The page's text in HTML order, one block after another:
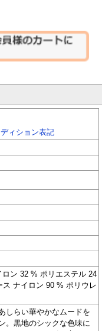
ョン表記
ン 32 % ポリエステル 24
ナイロン 90 % ポリウレ
しらい華やかなムードを
。黒地のシックな色味に